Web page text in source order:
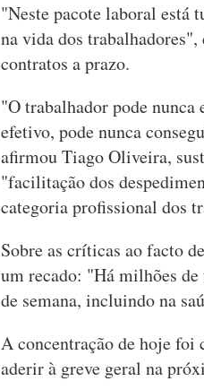
"Neste pacote laboral está
na vida dos
contratos a prazo.
"O trabalhador pode
efetivo, pode nunca
afirmou Tiago Oliveira,
"facilitação dos
categoria profissional dos
Sobre as críticas ao facto
um recado: "Há milhões de
de semana, incluindo na
A concentração de hoje foi
aderir à greve geral na